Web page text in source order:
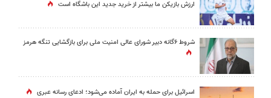
ارزش بازیکن ما بیشتر از خرید جدید این باشگاه است
شروط ۶گانه دبیر شورای عالی امنیت ملی برای بازگشایی تنگه هرمز
اسرائیل برای حمله به ایران آماده می‌شود؛ ادعای رسانه عبری